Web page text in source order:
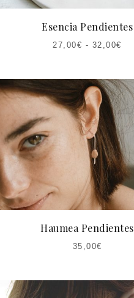
Esencia Pendientes
27,00€ - 32,00€
Haumea Pendientes
35,00€